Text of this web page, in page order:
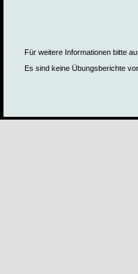
Für weitere Informationen bitte
Es sind keine Übungsberichte